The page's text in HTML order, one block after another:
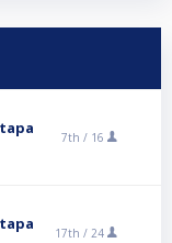
7th / 16
17th / 24